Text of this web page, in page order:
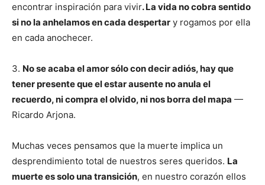
encontrar inspiración para vivir. La vida no cobra sentido
si no la anhelamos en cada despertar y rogamos por ella
en cada anochecer.
3. No se acaba el amor sólo con decir adiós, hay que
tener presente que el estar ausente no anula el
recuerdo, ni compra el olvido, ni nos borra del mapa —
Ricardo Arjona.
Muchas veces pensamos que la muerte implica un
desprendimiento total de nuestros seres queridos. La
muerte es solo una transición, en nuestro corazón ellos